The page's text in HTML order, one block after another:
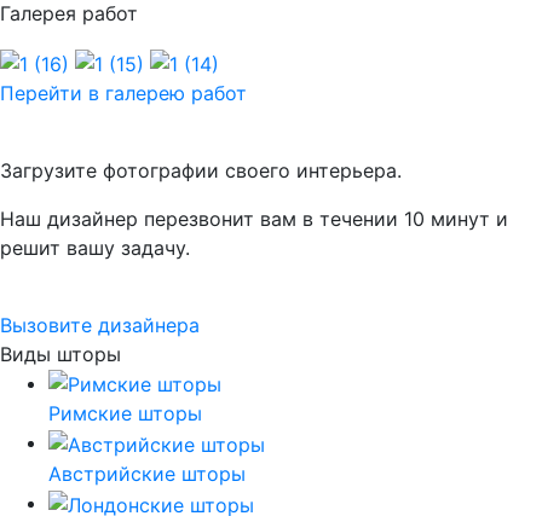
Галерея работ
Перейти в галерею работ
Загрузите фотографии своего интерьера.
Наш дизайнер перезвонит вам в течении 10 минут и
решит вашу задачу.
Вызовите дизайнера
Виды шторы
Римские шторы
Австрийские шторы